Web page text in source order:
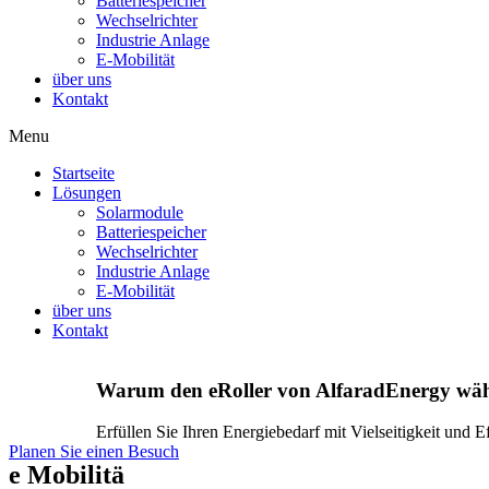
Wechselrichter
Industrie Anlage
E-Mobilität
über uns
Kontakt
Menu
Startseite
Lösungen
Solarmodule
Batteriespeicher
Wechselrichter
Industrie Anlage
E-Mobilität
über uns
Kontakt
Warum den eRoller von AlfaradEnergy
Erfüllen Sie Ihren Energiebedarf mit Vielseitigkeit und
Planen Sie einen Besuch
e Mobilitä